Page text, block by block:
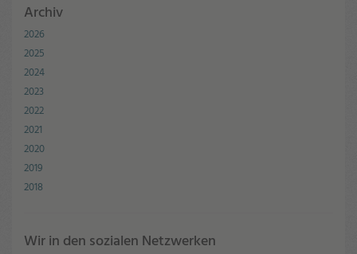
Archiv
2026
2025
2024
2023
2022
2021
2020
2019
2018
Wir in den sozialen Netzwerken